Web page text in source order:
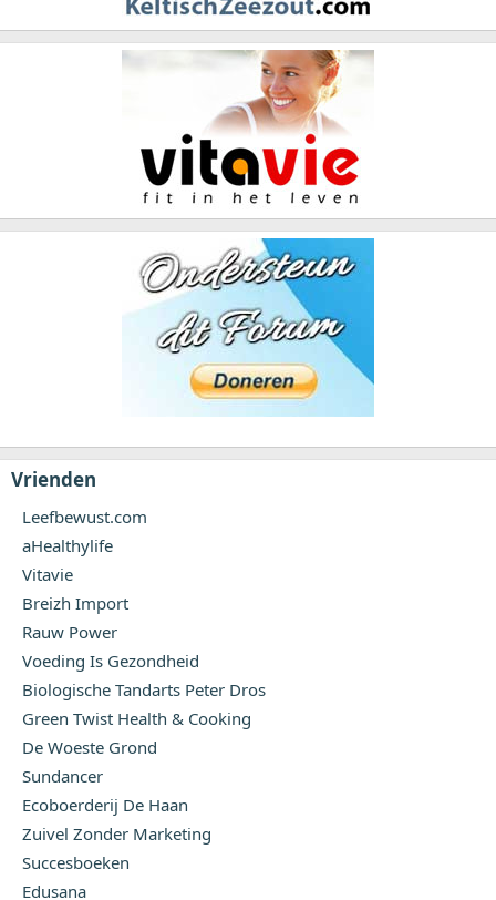
Vrienden
Leefbewust.com
aHealthylife
Vitavie
Breizh Import
Rauw Power
Voeding Is Gezondheid
Biologische Tandarts Peter Dros
Green Twist Health & Cooking
De Woeste Grond
Sundancer
Ecoboerderij De Haan
Zuivel Zonder Marketing
Succesboeken
Edusana